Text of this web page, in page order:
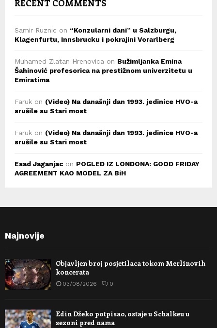
RECENT COMMENTS
Samir Ruznic on “Konzularni dani” u Salzburgu,
Klagenfurtu, Innsbrucku i pokrajini Vorarlberg
Muhamed Zlatan Hrenovica on Bužimljanka Emina
Šahinović profesorica na prestižnom univerzitetu u
Emiratima
Faruk on (Video) Na današnji dan 1993. jedinice HVO-a
srušile su Stari most
Faruk on (Video) Na današnji dan 1993. jedinice HVO-a
srušile su Stari most
Esad Jaganjac on POGLED IZ LONDONA: GOOD FRIDAY
AGREEMENT KAO MODEL ZA BiH
Najnovije
Objavljen broj posjetilaca tokom Merlinovih
koncerata
03/08/2026 0
Edin Džeko potpisao, ostaje u Schalkeu u
sezoni pred nama